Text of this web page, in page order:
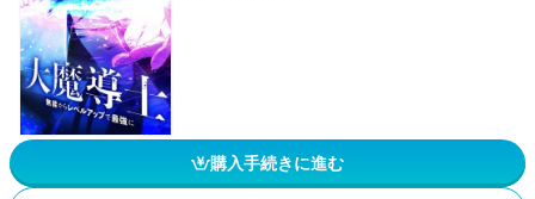
購入手続きに進む